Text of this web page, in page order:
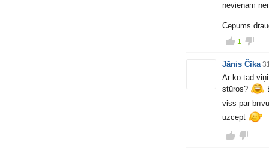
nevienam
Cepums
1
Jānis Čīka
Ar ko tad
stūros?
viss par
uzcept